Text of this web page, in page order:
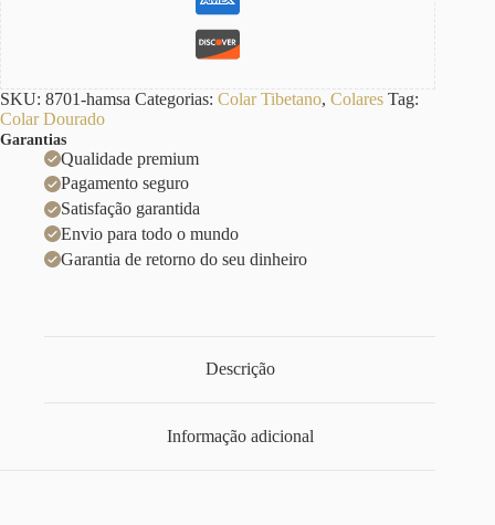
SKU: 8701-hamsa Categorias: Colar Tibetano, Colares Tag:
Colar Dourado
Garantias
Qualidade premium
Pagamento seguro
Satisfação garantida
Envio para todo o mundo
Garantia de retorno do seu dinheiro
Descrição
Informação adicional